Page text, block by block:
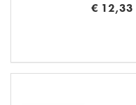
€ 12,33